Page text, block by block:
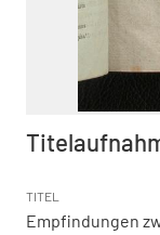
TITEL
Empfindungen